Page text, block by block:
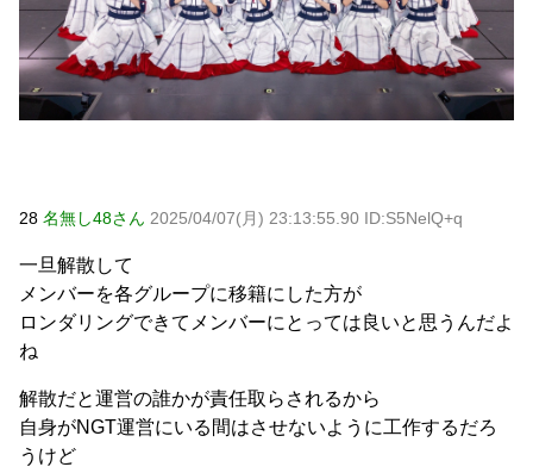
28 名無し48さん 2025/04/07(月) 23:13:55.90 ID:S5NelQ+q
一旦解散して
メンバーを各グループに移籍にした方が
ロンダリングできてメンバーにとっては良いと思うんだよ
ね
解散だと運営の誰かが責任取らされるから
自身がNGT運営にいる間はさせないように工作するだろ
うけど